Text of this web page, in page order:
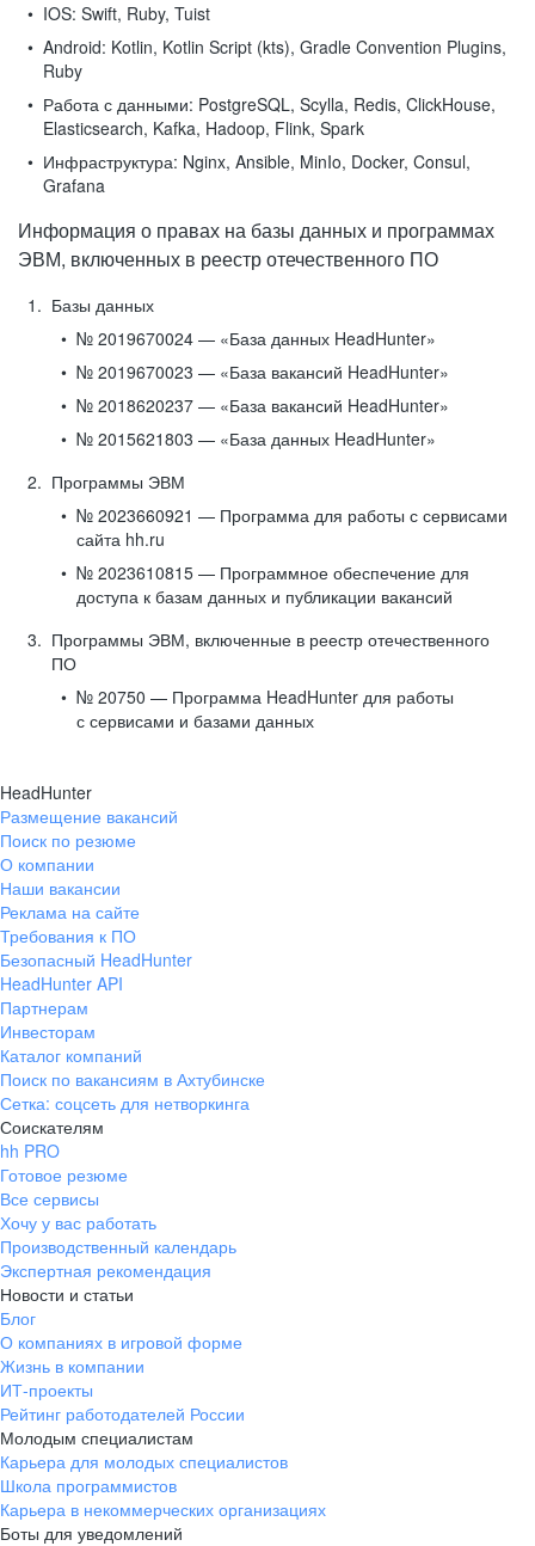
IOS: Swift, Ruby, Tuist
Android: Kotlin, Kotlin Script (kts), Gradle Convention Plugins,
Ruby
Работа с данными: PostgreSQL, Scylla, Redis, ClickHouse,
Elasticsearch, Kafka, Hadoop, Flink, Spark
Инфраструктура: Nginx, Ansible, MinIo, Docker, Consul,
Grafana
Информация о правах на базы данных и программах
ЭВМ, включенных в реестр отечественного ПО
Базы данных
№ 2019670024 — «База данных HeadHunter»
№ 2019670023 — «База вакансий HeadHunter»
№ 2018620237 — «База вакансий HeadHunter»
№ 2015621803 — «База данных HeadHunter»
Программы ЭВМ
№ 2023660921 — Программа для работы с сервисами
сайта hh.ru
№ 2023610815 — Программное обеспечение для
доступа к базам данных и публикации вакансий
Программы ЭВМ, включенные в реестр отечественного
ПО
№ 20750 — Программа HeadHunter для работы
с сервисами и базами данных
HeadHunter
Размещение вакансий
Поиск по резюме
О компании
Наши вакансии
Реклама на сайте
Требования к ПО
Безопасный HeadHunter
HeadHunter API
Партнерам
Инвесторам
Каталог компаний
Поиск по вакансиям в Ахтубинске
Сетка: соцсеть для нетворкинга
Соискателям
hh PRO
Готовое резюме
Все сервисы
Хочу у вас работать
Производственный календарь
Экспертная рекомендация
Новости и статьи
Блог
О компаниях в игровой форме
Жизнь в компании
ИТ-проекты
Рейтинг работодателей России
Молодым специалистам
Карьера для молодых специалистов
Школа программистов
Карьера в некоммерческих организациях
Боты для уведомлений